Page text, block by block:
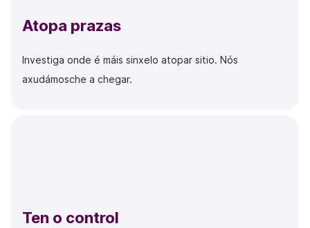
Atopa prazas
Investiga onde é máis sinxelo atopar sitio. Nós
axudámosche a chegar.
Ten o control